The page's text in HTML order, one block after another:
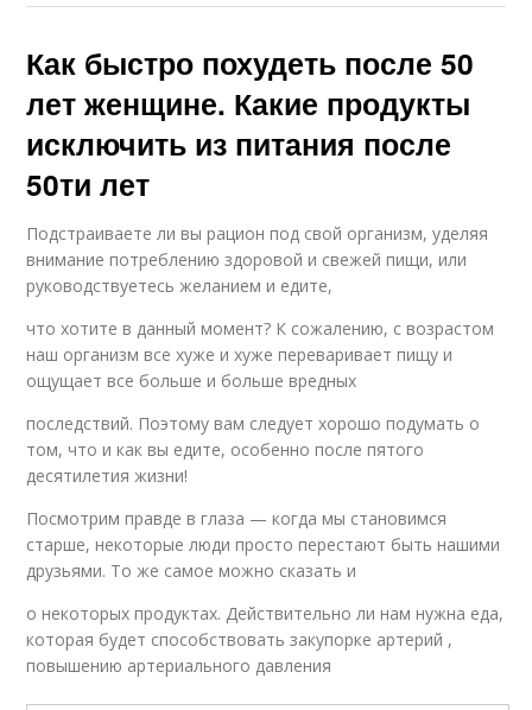
Как быстро похудеть после 50
лет женщине. Какие продукты
исключить из питания после
50ти лет
Подстраиваете ли вы рацион под свой организм, уделяя
внимание потреблению здоровой и свежей пищи, или
руководствуетесь желанием и едите,
что хотите в данный момент? К сожалению, с возрастом
наш организм все хуже и хуже переваривает пищу и
ощущает все больше и больше вредных
последствий. Поэтому вам следует хорошо подумать о
том, что и как вы едите, особенно после пятого
десятилетия жизни!
Посмотрим правде в глаза — когда мы становимся
старше, некоторые люди просто перестают быть нашими
друзьями. То же самое можно сказать и
о некоторых продуктах. Действительно ли нам нужна еда,
которая будет способствовать закупорке артерий ,
повышению артериального давления